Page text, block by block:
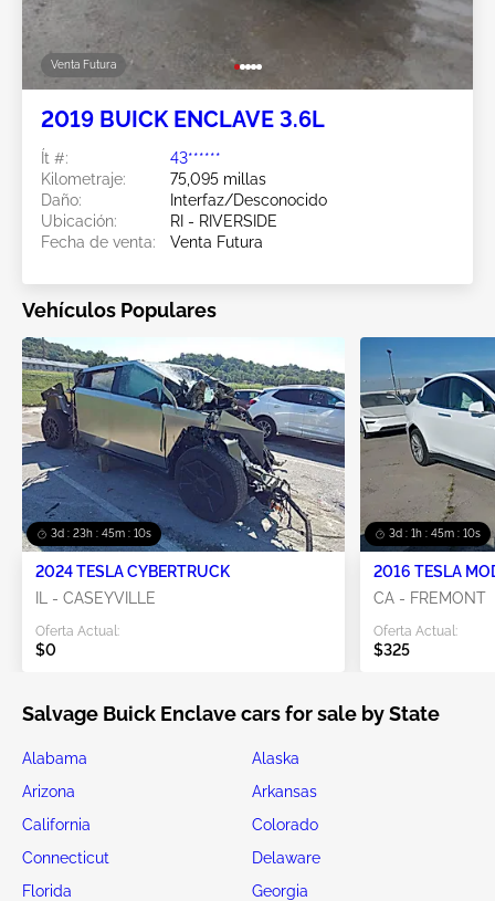
Venta Futura
2019 BUICK ENCLAVE 3.6L
Ít #:
43******
Kilometraje:
75,095 millas
Daño:
Interfaz/Desconocido
Ubicación:
RI - RIVERSIDE
Fecha de venta:
Venta Futura
Vehículos Populares
3d : 23h : 45m : 09s
2024 TESLA CYBERTRUCK
IL - CASEYVILLE
Oferta Actual:
$0
3d : 1h : 45m : 09s
2016 TESLA
CA - FREMONT
Oferta Actual:
$325
Salvage Buick Enclave cars for sale by State
Alabama
Alaska
Arizona
Arkansas
California
Colorado
Connecticut
Delaware
Florida
Georgia